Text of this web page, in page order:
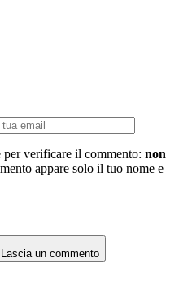
verificare il commento: non
appare solo il tuo nome e
Lascia un commento